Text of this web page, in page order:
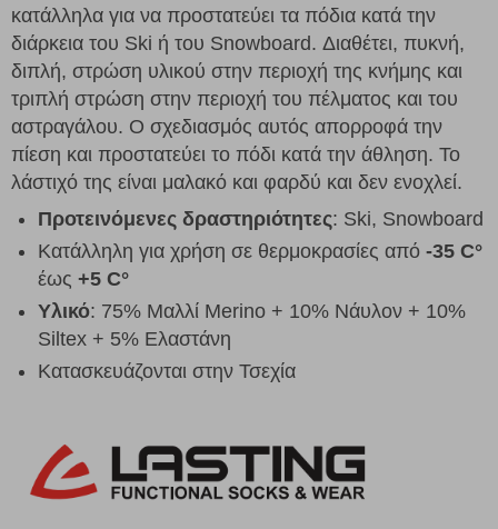
κατάλληλα για να προστατεύει τα πόδια κατά την
διάρκεια του Ski ή του Snowboard. Διαθέτει, πυκνή,
διπλή, στρώση υλικού στην περιοχή της κνήμης και
τριπλή στρώση στην περιοχή του πέλματος και του
αστραγάλου. Ο σχεδιασμός αυτός απορροφά την
πίεση και προστατεύει το πόδι κατά την άθληση. Το
λάστιχό της είναι μαλακό και φαρδύ και δεν ενοχλεί.
Προτεινόμενες δραστηριότητες: Ski, Snowboard
Κατάλληλη για χρήση σε θερμοκρασίες από -35 C°
έως +5 C°
Υλικό: 75% Μαλλί Merino + 10% Νάυλον + 10%
Siltex + 5% Ελαστάνη
Κατασκευάζονται στην Τσεχία